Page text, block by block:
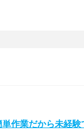
単作業だから未経